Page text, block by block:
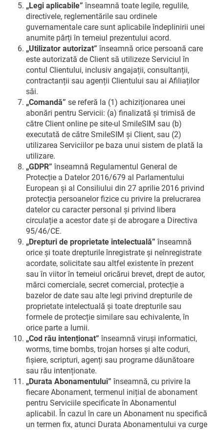
„Legi aplicabile” înseamnă toate legile, regulile,
directivele, reglementările sau ordinele
guvernamentale care sunt aplicabile îndeplinirii unei
anumite părți în temeiul prezentului acord.
„Utilizator autorizat” înseamnă orice persoană care
este autorizată de Client să utilizeze Serviciul în
contul Clientului, inclusiv angajații, consultanții,
contractanții sau agenții Clientului sau ai Afiliaților
săi.
„Comandă” se referă la (1) achiziționarea unei
abonări pentru Servicii: (a) finalizată și trimisă de
către Client online pe site-ul SmileSIM sau (b)
executată de către SmileSIM și Client, sau (2)
utilizarea Serviciilor pe baza unui sistem de plată la
utilizare.
„GDPR” înseamnă Regulamentul General de
Protecție a Datelor 2016/679 al Parlamentului
European și al Consiliului din 27 aprilie 2016 privind
protecția persoanelor fizice cu privire la prelucrarea
datelor cu caracter personal și privind libera
circulație a acestor date și de abrogare a Directiva
95/46/CE.
„Drepturi de proprietate intelectuală” înseamnă
orice și toate drepturile înregistrate și neînregistrate
acordate, solicitate sau altfel existente în prezent
sau în viitor în temeiul oricărui brevet, drept de autor,
mărci comerciale, secret comercial, protecție a
bazelor de date sau alte legi privind drepturile de
proprietate intelectuală și toate drepturile sau
formele de protecție similare sau echivalente, în
orice parte a lumii.
„Cod rău intenționat” înseamnă viruși informatici,
worms, time bombs, trojan horses și alte coduri,
fișiere, scripturi, agenți sau programe dăunătoare
sau rău intenționate.
„Durata Abonamentului” înseamnă, cu privire la
fiecare Abonament, termenul inițial de abonament
pentru Serviciile specificate în Abonamentul
aplicabil. În cazul în care un Abonament nu specifică
un termen fix, atunci Durata Abonamentului va curge